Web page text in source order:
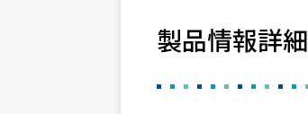
製品情報詳細